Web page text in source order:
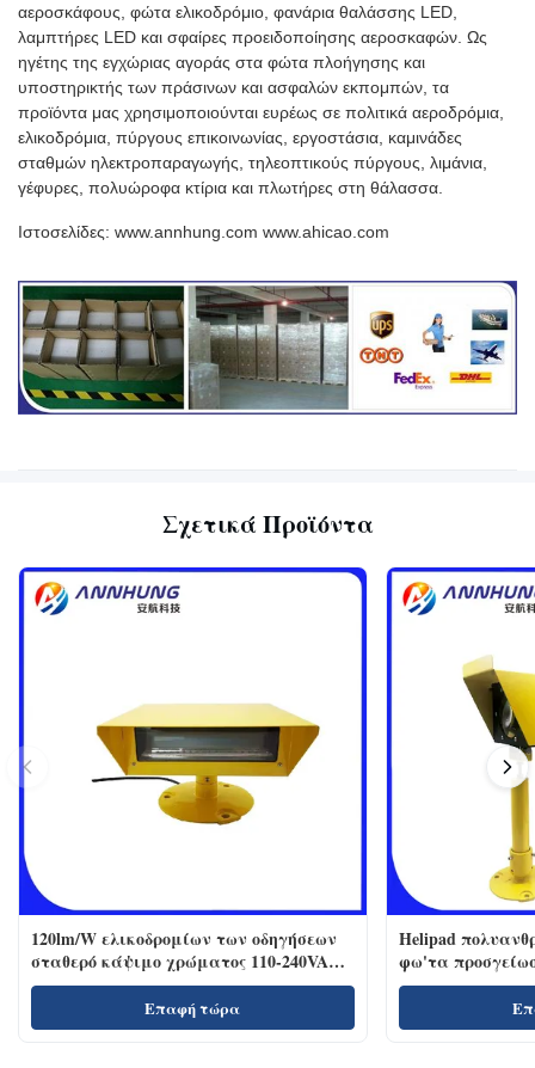
αεροσκάφους, φώτα ελικοδρόμιο, φανάρια θαλάσσης LED,
λαμπτήρες LED και σφαίρες προειδοποίησης αεροσκαφών. Ως
ηγέτης της εγχώριας αγοράς στα φώτα πλοήγησης και
υποστηρικτής των πράσινων και ασφαλών εκπομπών, τα
προϊόντα μας χρησιμοποιούνται ευρέως σε πολιτικά αεροδρόμια,
ελικοδρόμια, πύργους επικοινωνίας, εργοστάσια, καμινάδες
σταθμών ηλεκτροπαραγωγής, τηλεοπτικούς πύργους, λιμάνια,
γέφυρες, πολυώροφα κτίρια και πλωτήρες στη θάλασσα.
Ιστοσελίδες: www.annhung.com www.ahicao.com
Σχετικά Προϊόντα
120lm/W ελικοδρομίων των οδηγήσεων
σταθερό κάψιμο χρώματος 110-240VAC
προβολέα άσπρο
Επαφή τώρα
Helipad
φω'τα